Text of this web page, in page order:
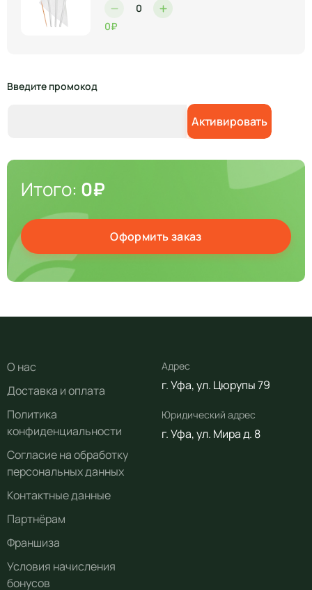
0₽
Введите промокод
Активировать
Итого: 0₽
Оформить заказ
О нас
Доставка и оплата
Политика
конфиденциальности
Согласие на обработку
персональных данных
Контактные данные
Партнёрам
Франшиза
Условия начисления
бонусов
Адрес
г. Уфа, ул. Цюрупы 79
Юридический адрес
г. Уфа, ул. Мира д. 8